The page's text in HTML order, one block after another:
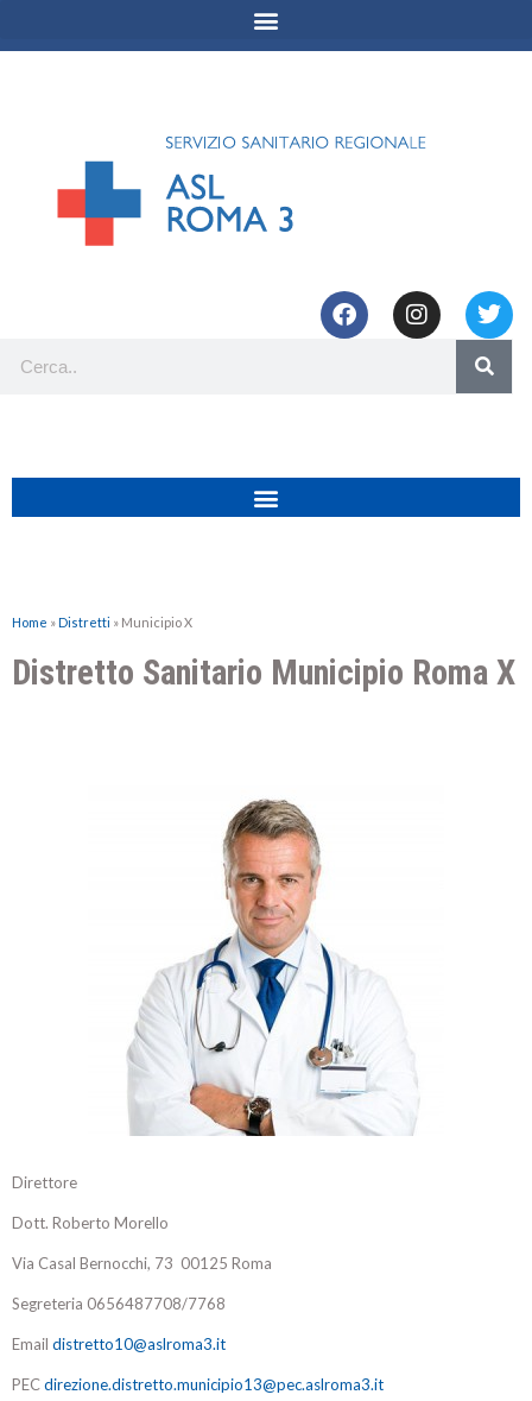
Home »Distretti » Municipio X
Distretto Sanitario Municipio Roma X
Direttore
Dott. Roberto Morello
Via Casal Bernocchi, 73 00125 Roma
Segreteria 0656487708/7768
Email distretto10@aslroma3.it
PECdirezione.distretto.municipio13@pec.aslroma3.it